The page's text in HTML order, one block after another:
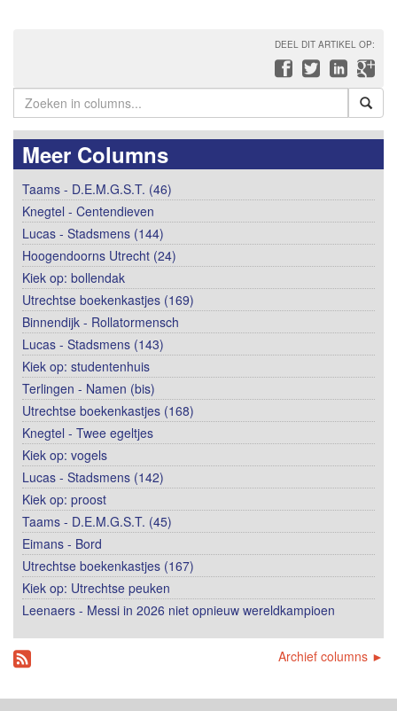
DEEL DIT ARTIKEL OP:
Meer Columns
Taams - D.E.M.G.S.T. (46)
Knegtel - Centendieven
Lucas - Stadsmens (144)
Hoogendoorns Utrecht (24)
Kiek op: bollendak
Utrechtse boekenkastjes (169)
Binnendijk - Rollatormensch
Lucas - Stadsmens (143)
Kiek op: studentenhuis
Terlingen - Namen (bis)
Utrechtse boekenkastjes (168)
Knegtel - Twee egeltjes
Kiek op: vogels
Lucas - Stadsmens (142)
Kiek op: proost
Taams - D.E.M.G.S.T. (45)
Eimans - Bord
Utrechtse boekenkastjes (167)
Kiek op: Utrechtse peuken
Leenaers - Messi in 2026 niet opnieuw wereldkampioen
Archief columns ►